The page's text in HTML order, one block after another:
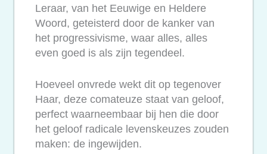
Leraar, van het Eeuwige en Heldere
Woord, geteisterd door de kanker van
het progressivisme, waar alles, alles
even goed is als zijn tegendeel.
Hoeveel onvrede wekt dit op tegenover
Haar, deze comateuze staat van geloof,
perfect waarneembaar bij hen die door
het geloof radicale levenskeuzes zouden
maken: de ingewijden.